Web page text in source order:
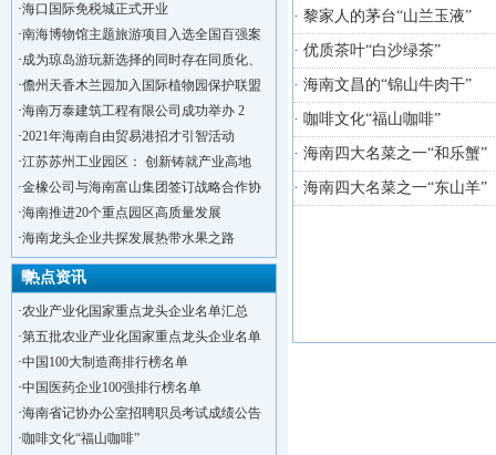
·海口国际免税城正式开业
·南海博物馆主题旅游项目入选全国百强案
·成为琼岛游玩新选择的同时存在同质化、
·儋州天香木兰园加入国际植物园保护联盟
·海南万泰建筑工程有限公司成功举办 2
·2021年海南自由贸易港招才引智活动
·江苏苏州工业园区： 创新铸就产业高地
·金橡公司与海南富山集团签订战略合作协
·海南推进20个重点园区高质量发展
·海南龙头企业共探发展热带水果之路
热点资讯
·农业产业化国家重点龙头企业名单汇总
·第五批农业产业化国家重点龙头企业名单
·中国100大制造商排行榜名单
·中国医药企业100强排行榜名单
·海南省记协办公室招聘职员考试成绩公告
·咖啡文化“福山咖啡”
· 黎家人的茅台“山兰玉液”
· 优质茶叶“白沙绿茶”
· 海南文昌的“锦山牛肉干”
· 咖啡文化“福山咖啡”
· 海南四大名菜之一“和乐蟹”
· 海南四大名菜之一“东山羊”